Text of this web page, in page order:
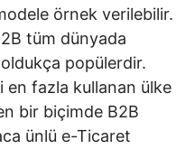
örnek verilebilir.
tüm dünyada
popülerdir.
en fazla kullanan ülke
bir biçimde B2B
ünlü e-Ticaret